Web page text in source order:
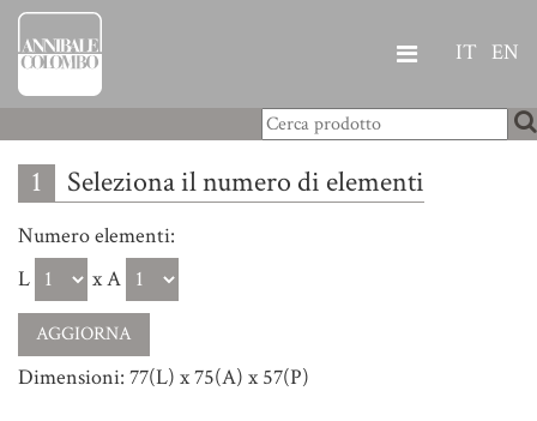
IT EN
1 Seleziona il numero di elementi
Numero elementi:
L
x A
Dimensioni: 77(L) x 75(A) x 57(P)